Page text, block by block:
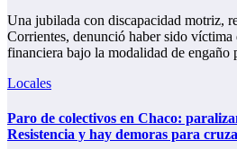
Una jubilada con discapacidad motriz,
Corrientes, denunció haber sido víctima
financiera bajo la modalidad de
Locales
Paro de colectivos en Chaco:
Resistencia y hay demoras para